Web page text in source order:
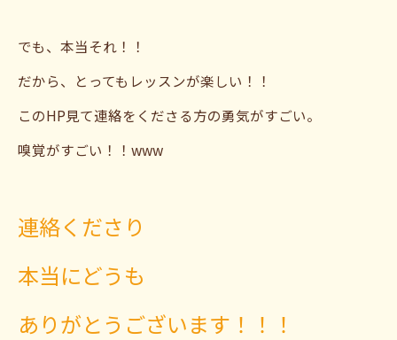
でも、本当それ！！
だから、とってもレッスンが楽しい！！
このHP見て連絡をくださる方の勇気がすごい。
嗅覚がすごい！！www
連絡くださり
本当にどうも
ありがとうございます！！！